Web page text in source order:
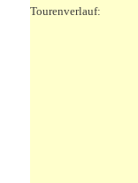
Tourenverlauf: